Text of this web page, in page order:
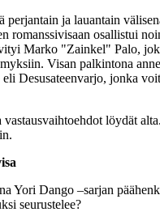
perjantain ja lauantain
romanssivisaan osallistui
Marko "Zainkel" Palo,
Visan palkintona
eli Desusateenvarjo, jonka
löydät
Yori Dango –sarjan
seurustelee?